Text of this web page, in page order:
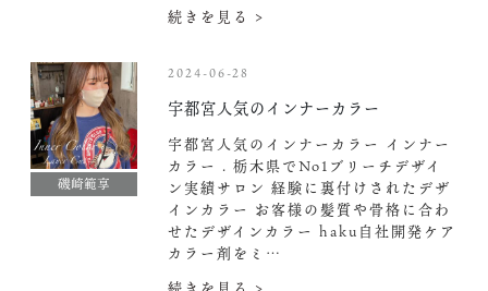
続きを見る >
磯崎範享
2024-06-28
宇都宮人気のインナーカラー
宇都宮人気のインナーカラー インナー
カラー . 栃木県でNo1ブリーチデザイ
ン実績サロン 経験に裏付けされたデザ
インカラー お客様の髪質や骨格に合わ
せたデザインカラー haku自社開発ケア
カラー剤をミ…